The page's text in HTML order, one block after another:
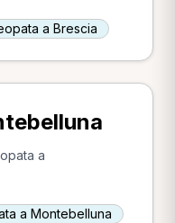
a Brescia
a
a Montebelluna